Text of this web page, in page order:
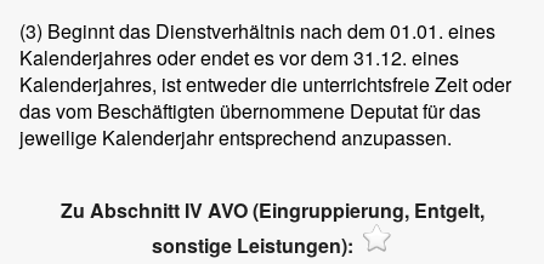
(3) Beginnt das Dienstverhältnis nach dem 01.01. eines
Kalenderjahres oder endet es vor dem 31.12. eines
Kalenderjahres, ist entweder die unterrichtsfreie Zeit oder
das vom Beschäftigten übernommene Deputat für das
jeweilige Kalenderjahr entsprechend anzupassen.
Zu Abschnitt IV AVO (Eingruppierung, Entgelt,
sonstige Leistungen):